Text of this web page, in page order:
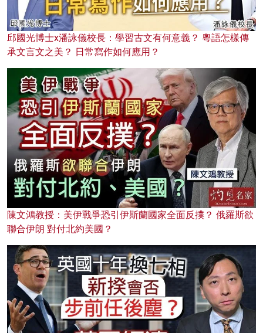
邱國光博士x潘詠儀校長：學習古文有何意義？ 粵語怎樣傳
承文言文之美？ 日常寫作如何應用？
陳文鴻教授：美伊戰爭恐引伊斯蘭國家全面反撲？ 俄羅斯欲
聯合伊朗 對付北約美國？